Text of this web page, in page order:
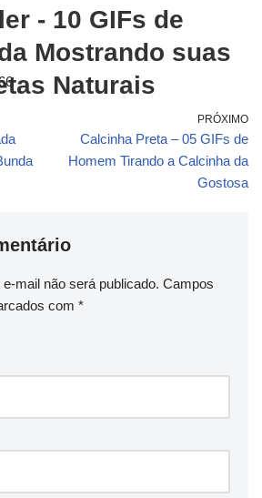
- 10 GIFs de
Mostrando suas
Naturais
PRÓXIMO
Calcinha Preta – 05 GIFs de
Homem Tirando a Calcinha da
Gostosa
mail não será publicado. Campos
com *